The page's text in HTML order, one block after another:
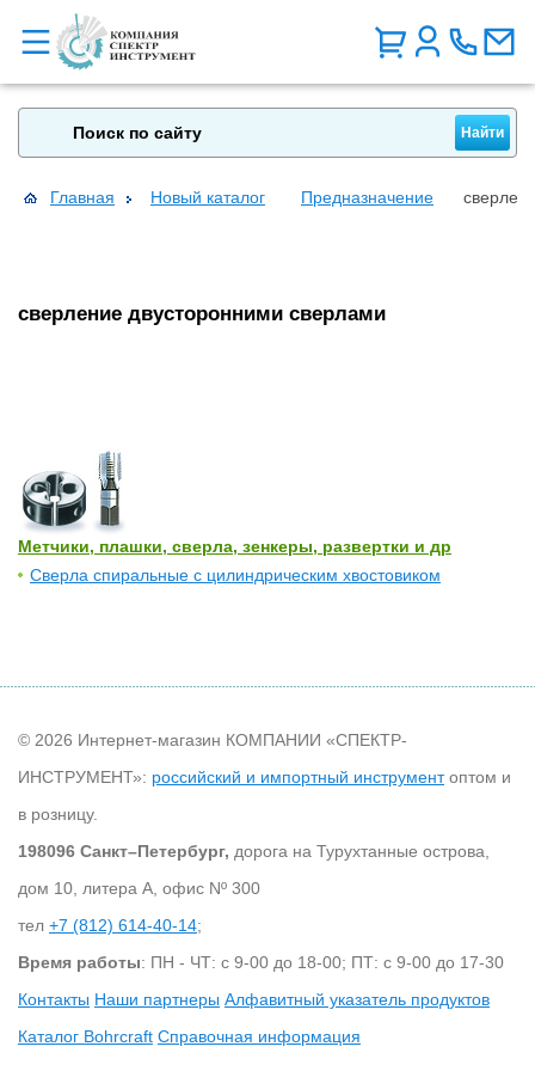
Главная Новый каталог Предназначение
сверление двусторонними сверлами
Метчики, плашки, сверла, зенкеры, развертки и др
Сверла спиральные с цилиндрическим хвостовиком
© 2026 Интернет-магазин КОМПАНИИ «СПЕКТР-
ИНСТРУМЕНТ»: российский и импортный инструментоптом и
в розницу.
198096 Санкт–Петербург, дорога на Турухтанные острова,
дом 10, литера А, офис Nº 300
тел +7 (812) 614-40-14;
Время работы: ПН - ЧТ: с 9-00 до 18-00; ПТ: с 9-00 до 17-30
Контакты Наши партнеры Алфавитный указатель продуктов
Каталог Bohrcraft Справочная информация